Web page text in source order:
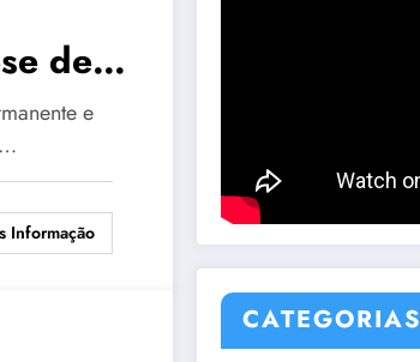
de
e
Informação
CATEGORIAS